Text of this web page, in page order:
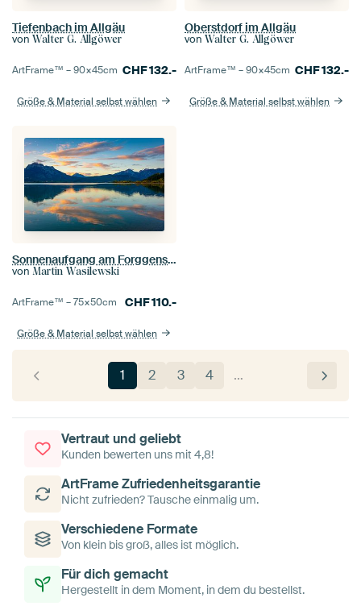
Tiefenbach im Allgäu
von Walter G. Allgöwer
ArtFrame™ –90×45cm CHF132.-
Größe & Material selbst wählen
Oberstdorf im Allgäu
von Walter G. Allgöwer
ArtFrame™ –90×45cm CHF132.-
Größe & Material selbst wählen
Sonnenaufgang am Forggensee
von Martin Wasilewski
ArtFrame™ –75×50cm CHF110.-
Größe & Material selbst wählen
1 2 3 4 …
Vertraut und geliebt
Kunden bewerten uns mit 4,8!
ArtFrame Zufriedenheitsgarantie
Nicht zufrieden? Tausche einmalig um.
Verschiedene Formate
Von klein bis groß, alles ist möglich.
Für dich gemacht
Hergestellt in dem Moment, in dem du bestellst.